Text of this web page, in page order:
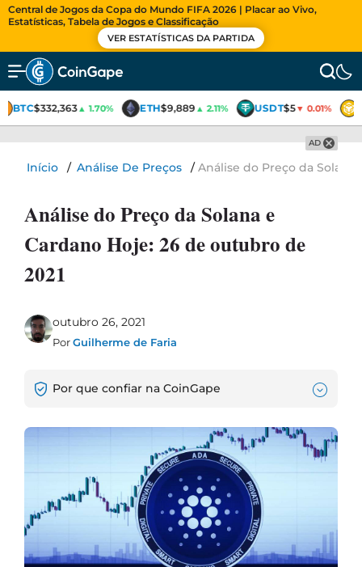
Central de Jogos da Copa do Mundo FIFA 2026 | Placar ao Vivo,
Estatísticas, Tabela de Jogos e Classificação
VER ESTATÍSTICAS DA PARTIDA
BTC$332,363▲ 1.70% ETH$9,889▲ 2.11% USDT$5▼ 0.01%
AD
Início / Análise De Preços /Análise do Preço da Solana
Análise do Preço da Solana e
Cardano Hoje: 26 de outubro de
2021
outubro 26, 2021
PorGuilherme de Faria
Por que confiar na CoinGape